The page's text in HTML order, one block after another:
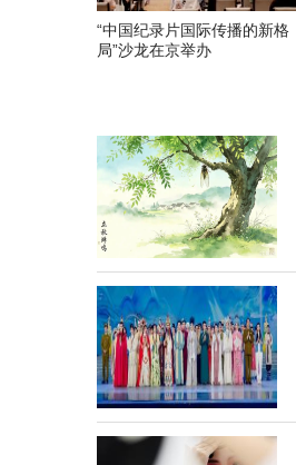
“中国纪录片国际传播的新格
局”沙龙在京举办